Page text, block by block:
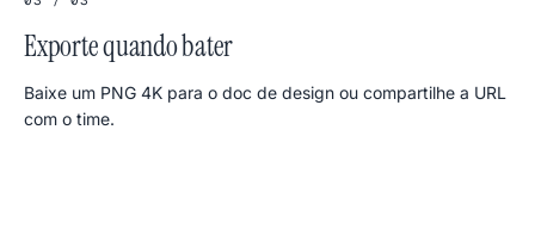
Exporte quando bater
Baixe um PNG 4K para o doc de design ou compartilhe a URL
com o time.